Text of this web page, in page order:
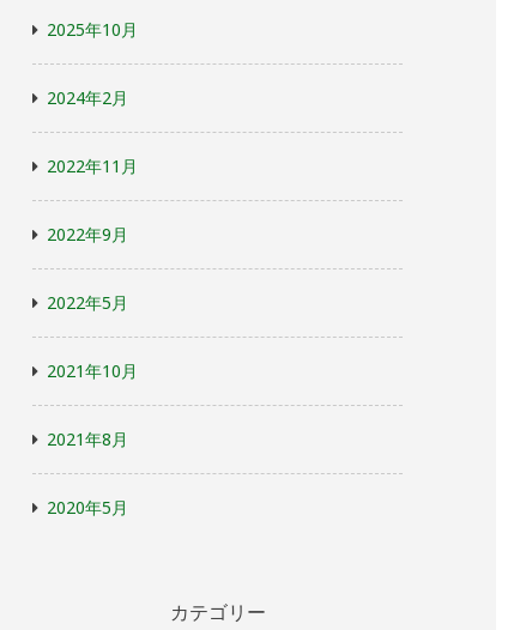
2025年10月
2024年2月
2022年11月
2022年9月
2022年5月
2021年10月
2021年8月
2020年5月
カテゴリー